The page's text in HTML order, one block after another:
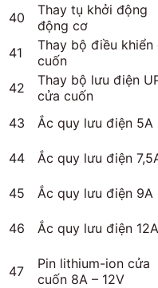
40
Thay tụ khởi động
động cơ
41
Thay bộ điều khiển
cuốn
42
Thay bộ lưu điện
cửa cuốn
43 Ắc quy lưu điện 5A
44 Ắc quy lưu điện
45 Ắc quy lưu điện 9A
46 Ắc quy lưu điện 12A
47
Pin lithium-ion cửa
cuốn 8A – 12V